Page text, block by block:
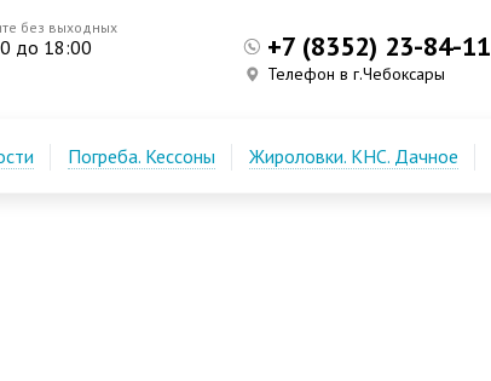
без выходных
до 18:00 +7 (8352) 23-84-11
Телефон в г.Чебоксары
Погреба. Кессоны Жироловки. КНС. Дачное